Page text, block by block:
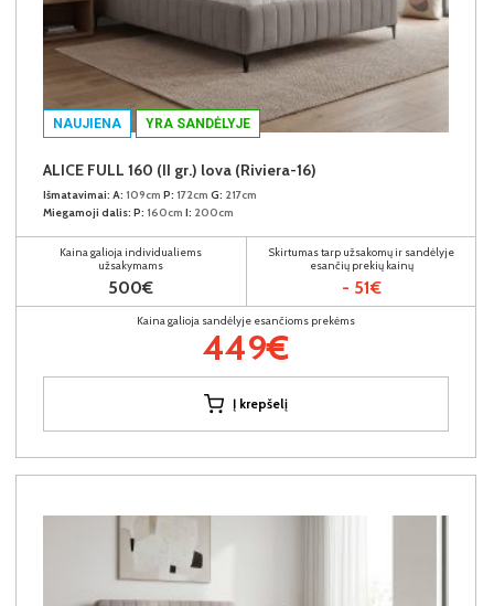
NAUJIENA YRA SANDĖLYJE
ALICE FULL 160 (II gr.) lova (Riviera-16)
Išmatavimai: A: 109cm P: 172cm G: 217cm
Miegamoji dalis: P: 160cm I: 200cm
Kaina galioja individualiems
užsakymams
500€
Skirtumas tarp užsakomų ir sandėlyje
esančių prekių kainų
- 51€
Kaina galioja sandėlyje esančioms prekėms
449€
Į krepšelį